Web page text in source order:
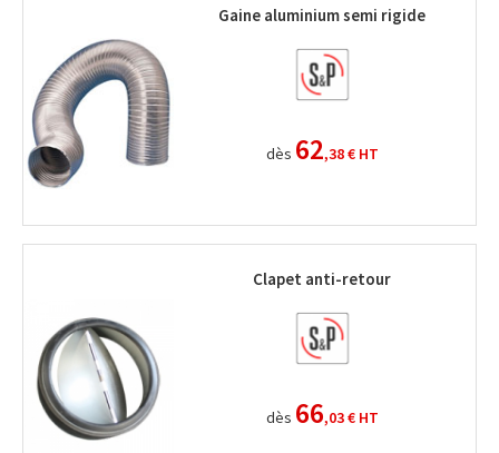
Gaine aluminium semi rigide
dès 62,38 €HT
Clapet anti-retour
dès 66,03 €HT